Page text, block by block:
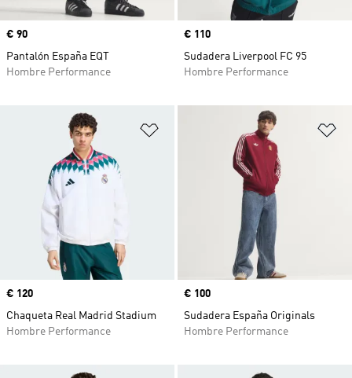
Precio
€ 90
Pantalón España EQT
Hombre Performance
Precio
€ 110
Sudadera Liverpool FC 95
Hombre Performance
Añadir a la lista de deseos
Precio
€ 120
Chaqueta Real Madrid Stadium
Hombre Performance
Precio
€ 100
Sudadera España Originals
Hombre Performance